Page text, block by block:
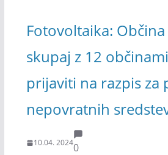
Fotovoltaika:
skupaj z 12
prijaviti na razpis za
nepovratnih
10.04. 20240